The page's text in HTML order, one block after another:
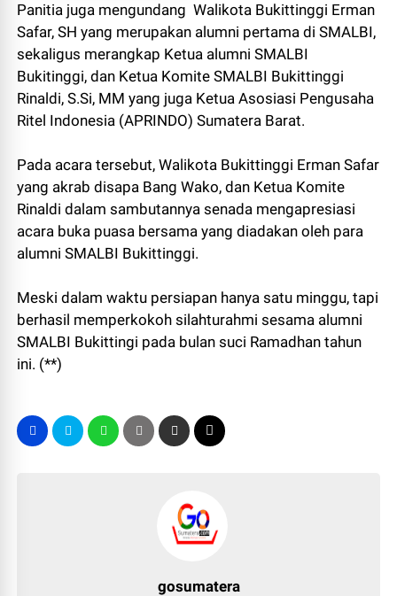
Panitia juga mengundang Walikota Bukittinggi Erman
Safar, SH yang merupakan alumni pertama di SMALBI,
sekaligus merangkap Ketua alumni SMALBI
Bukitinggi, dan Ketua Komite SMALBI Bukittinggi
Rinaldi, S.Si, MM yang juga Ketua Asosiasi Pengusaha
Ritel Indonesia (APRINDO) Sumatera Barat.
Pada acara tersebut, Walikota Bukittinggi Erman Safar
yang akrab disapa Bang Wako, dan Ketua Komite
Rinaldi dalam sambutannya senada mengapresiasi
acara buka puasa bersama yang diadakan oleh para
alumni SMALBI Bukittinggi.
Meski dalam waktu persiapan hanya satu minggu, tapi
berhasil memperkokoh silahturahmi sesama alumni
SMALBI Bukittingi pada bulan suci Ramadhan tahun
ini. (**)
gosumatera